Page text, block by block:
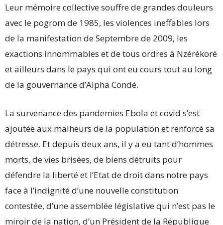
Leur mémoire collective souffre de grandes douleurs
avec le pogrom de 1985, les violences ineffables lors
de la manifestation de Septembre de 2009, les
exactions innommables et de tous ordres à Nzérékoré
et ailleurs dans le pays qui ont eu cours tout au long
de la gouvernance d’Alpha Condé.
La survenance des pandemies Ebola et covid s’est
ajoutée aux malheurs de la population et renforcé sa
détresse. Et depuis deux ans, il y a eu tant d’hommes
morts, de vies brisées, de biens détruits pour
défendre la liberté et l’Etat de droit dans notre pays
face à l’indignité d’une nouvelle constitution
contestée, d’une assemblée législative qui n’est pas le
miroir de la nation, d’un Président de la République